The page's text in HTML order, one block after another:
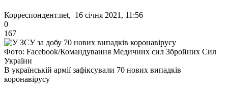
Корреспондент.net, 16 січня 2021, 11:56
0
167
Фото: Facebook/Командування Медичних сил Збройних Сил
України
В українській армії зафіксували 70 нових випадків
коронавірусу